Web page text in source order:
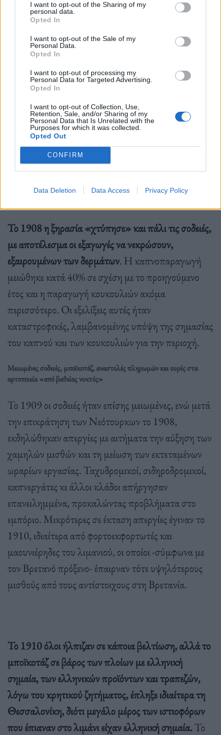
I want to opt-out of the Sharing of my
personal data.
Opted In
I want to opt-out of the Sale of my
Personal Data.
Opted In
I want to opt-out of processing my
Personal Data for Targeted Advertising.
Opted In
I want to opt-out of Collection, Use,
Retention, Sale, and/or Sharing of my
Personal Data that Is Unrelated with the
Purposes for which it was collected.
Opted Out
CONFIRM
Data Deletion Data Access Privacy Policy
Ο χριστιανικός Σύνδεσμος των Εμποροϋπαλλήλων, που ιδρύθηκε
επισήμως βάσει του ελληνικού νόμου περί σωματείων το 1914,
λειτουργούσε τουλάχιστον από το 1905 και διαδραμάτισε σημαντικό
ρόλο στις ενδοκοινοτικές διενέξεις. Στη φωτογραφία εικονίζονται
υπάλληλοι διαφορετικών επαγγελμάτων: βυρσοδέψες (μπροστά και
πίσω), σερβιτόροι (δεξιά), λογιστές και γραμματείς (στο κέντρο),
εμποροϋπάλληλοι μιας συγκεκριμένης περιοχής, του Ιστιρά.
Το 1908 η ξηρασία «χτύπησε» και πάλι τις σοδειές,
με αποτέλεσμα οι εξαγωγές να νεκρώσουν,
εξαιρουμένων των δερμάτων. Η καπνοπαραγωγή
μειώθηκε κατά 40% σε σχέση με το προηγούμενο
έτος και η παραγωγή κουκουλιών ακόμα
περισσότερο. Οι εξελίξεις αυτές ήταν
καταστροφικές, λαμβανομένης υπόψη της σημασίας
του καπνού και των κουκουλιών για την περιοχή.
Μειωμένες σοδειές, μποϊκοτάζ, αναστολές πληρωμών και ουρές στα
αρτοποιεία «από βαθείας νυκτός»
Το 1909 οι σοδειές ήταν επίσης μειωμένες, ενώ μετά
την επικράτηση των Νεότουρκων το 1908,
εκδηλώθηκαν απεργίες με αιτήματα την αύξηση των
χαμηλών μισθών και τη μείωση των εκτεταμένων
ωραρίων εργασίας. Ταχυδρομικοί, σιδηροδρομικοί,
καπνεργάτες κι άλλοι κλάδοι απήργησαν
επανειλημμένα, προκαλώντας προβλήματα στο
εμπόριο. Μικρότερες σε έκταση απεργίες έγιναν το
1910, ιδιαίτερα από φορτοεκφορτωτές και
μαουνιέρηδες του λιμανιού, οι οποίοι -σύμφωνα με
τον Βρετανό πρόξενο- έπαιρναν τότε υψηλότερους
μισθούς από τους αντίστοιχους στη Βρετανία.
Το 1910 όλοι ήλπιζαν σε κάποια βελτίωση, αλλά το
μποϊκοτάζ σε βάρος των πλοίων με ελληνική
σημαία, των ελληνικών προϊόντων και τραπεζών,
λόγω του κρητικού ζητήματος, έπληξε ιδιαίτερα τη
Θεσσαλονίκη, διότι μεγάλο μέρος των ιστιοφόρων
που έπιαναν στο λιμάνι είχαν ελληνική σημαία.Το